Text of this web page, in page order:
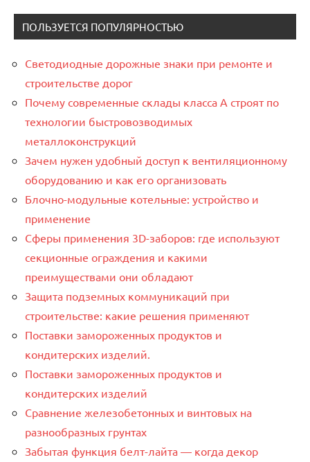
ПОЛЬЗУЕТСЯ ПОПУЛЯРНОСТЬЮ
Светодиодные дорожные знаки при ремонте и
строительстве дорог
Почему современные склады класса А строят по
технологии быстровозводимых
металлоконструкций
Зачем нужен удобный доступ к вентиляционному
оборудованию и как его организовать
Блочно-модульные котельные: устройство и
применение
Сферы применения 3D-заборов: где используют
секционные ограждения и какими
преимуществами они обладают
Защита подземных коммуникаций при
строительстве: какие решения применяют
Поставки замороженных продуктов и
кондитерских изделий.
Поставки замороженных продуктов и
кондитерских изделий
Сравнение железобетонных и винтовых на
разнообразных грунтах
Забытая функция белт-лайта — когда декор